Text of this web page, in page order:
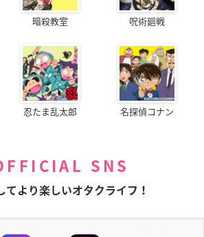
暗殺教室 呪術廻戦
忍たま乱太郎 名探偵コナン
SNS
てより楽しいオタクライフ！